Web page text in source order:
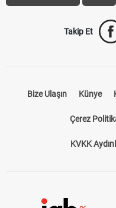
Takip Et
Bize Ulaşın Künye
Çerez
KVKK